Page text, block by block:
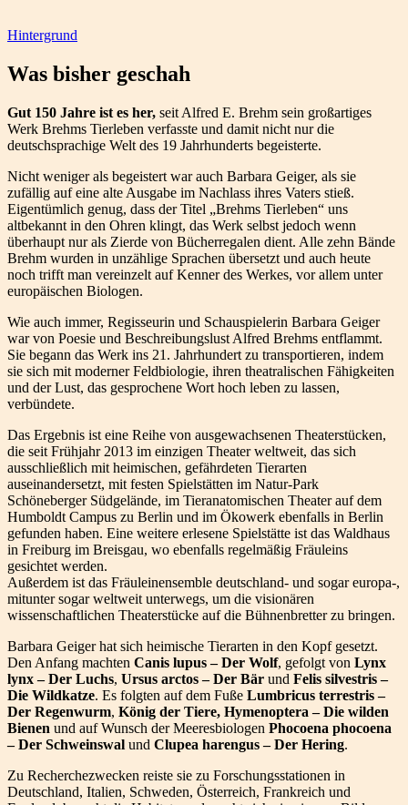
Hintergrund
Was bisher geschah
Gut 150 Jahre ist es her, seit Alfred E. Brehm sein großartiges
Werk Brehms Tierleben verfasste und damit nicht nur die
deutschsprachige Welt des 19 Jahrhunderts begeisterte.
Nicht weniger als begeistert war auch Barbara Geiger, als sie
zufällig auf eine alte Ausgabe im Nachlass ihres Vaters stieß.
Eigentümlich genug, dass der Titel „Brehms Tierleben“ uns
altbekannt in den Ohren klingt, das Werk selbst jedoch wenn
überhaupt nur als Zierde von Bücherregalen dient. Alle zehn Bände
Brehm wurden in unzählige Sprachen übersetzt und auch heute
noch trifft man vereinzelt auf Kenner des Werkes, vor allem unter
europäischen Biologen.
Wie auch immer, Regisseurin und Schauspielerin Barbara Geiger
war von Poesie und Beschreibungslust Alfred Brehms entflammt.
Sie begann das Werk ins 21. Jahrhundert zu transportieren, indem
sie sich mit moderner Feldbiologie, ihren theatralischen Fähigkeiten
und der Lust, das gesprochene Wort hoch leben zu lassen,
verbündete.
Das Ergebnis ist eine Reihe von ausgewachsenen Theaterstücken,
die seit Frühjahr 2013 im einzigen Theater weltweit, das sich
ausschließlich mit heimischen, gefährdeten Tierarten
auseinandersetzt, mit festen Spielstätten im Natur-Park
Schöneberger Südgelände, im Tieranatomischen Theater auf dem
Humboldt Campus zu Berlin und im Ökowerk ebenfalls in Berlin
gefunden haben. Eine weitere erlesene Spielstätte ist das Waldhaus
in Freiburg im Breisgau, wo ebenfalls regelmäßig Fräuleins
gesichtet werden.
Außerdem ist das Fräuleinensemble deutschland- und sogar europa-,
mitunter sogar weltweit unterwegs, um die visionären
wissenschaftlichen Theaterstücke auf die Bühnenbretter zu bringen.
Barbara Geiger hat sich heimische Tierarten in den Kopf gesetzt.
Den Anfang machten Canis lupus – Der Wolf, gefolgt von Lynx
lynx – Der Luchs, Ursus arctos – Der Bär und Felis silvestris –
Die Wildkatze. Es folgten auf dem Fuße Lumbricus terrestris –
Der Regenwurm, König der Tiere, Hymenoptera – Die wilden
Bienen und auf Wunsch der Meeresbiologen Phocoena phocoena
– Der Schweinswal und Clupea harengus – Der Hering.
Zu Recherchezwecken reiste sie zu Forschungsstationen in
Deutschland, Italien, Schweden, Österreich, Frankreich und